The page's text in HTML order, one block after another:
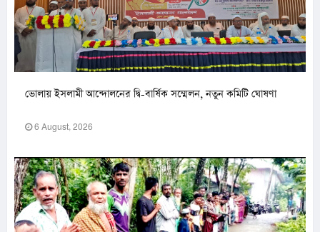
ভোলায় ইসলামী আন্দোলনের দ্বি-বার্ষিক সম্মেলন, নতুন কমিটি ঘোষণা
6 August, 2026